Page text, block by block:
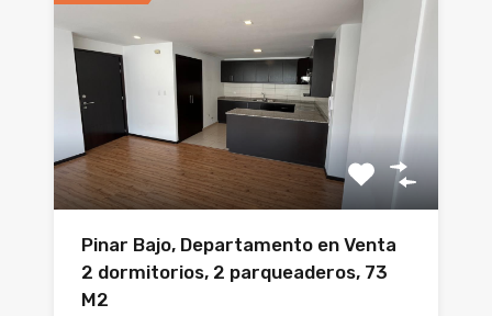
Pinar Bajo, Departamento en Venta
2 dormitorios, 2 parqueaderos, 73
M2